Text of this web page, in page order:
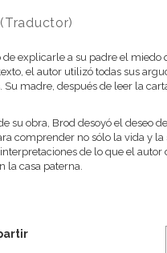
(Traductor)
explicarle a su padre el
el autor utilizó todas sus
madre, después de leer la
obra, Brod desoyó el deseo
comprender no sólo la vida y
de lo que el
la casa paterna.